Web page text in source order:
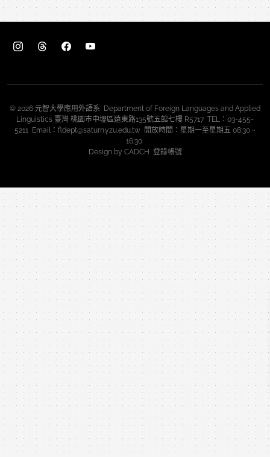
© 2026 元智大學應用外語系 Department of Foreign Languages and Applied
Linguistics 臺灣 桃園市中壢區遠東路135號五館七樓 R5717 TEL：03-455-
5211 Email：fldept@saturn.yzu.edu.tw 開放時間：星期一至星期五 08:30 ~
16:30
Design by CADCH 登錄帳號